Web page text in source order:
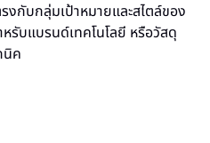
กับกลุ่มเป้าหมายและสไตล์ของ
บแบรนด์เทคโนโลยี หรือวัสดุ
นิค